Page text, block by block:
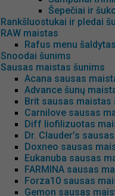
Šepečiai ir
Rankšluostukai ir pledai
RAW maistas
Rafus menu
Snoodai šunims
Sausas maistas šunims
Acana sausas
Advance šunų
Brit sausas maistas
Carnilove sausas
Diff liofilizuotas
Dr. Clauder’s
Doxneo sausas
Eukanuba sausas
FARMINA sausas
Forza10 sausas
Gemon sausas